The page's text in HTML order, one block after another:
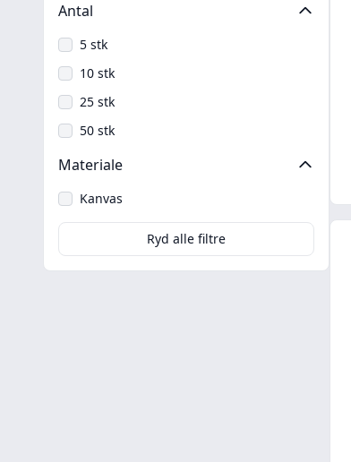
Antal
5 stk
10 stk
25 stk
50 stk
Materiale
Kanvas
Ryd alle filtre